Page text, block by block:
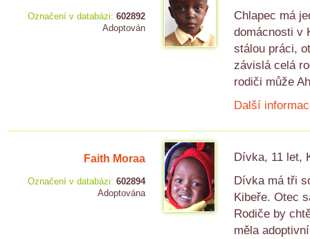
Označení v databázi: 602892
Adoptován
Chlapec má
domácnosti v
stálou práci,
závislá celá
rodiči může
Další
Faith Moraa
Označení v databázi: 602894
Adoptována
Dívka, 11 let,
Dívka má tři
Kibeře. Otec
Rodiče by
měla